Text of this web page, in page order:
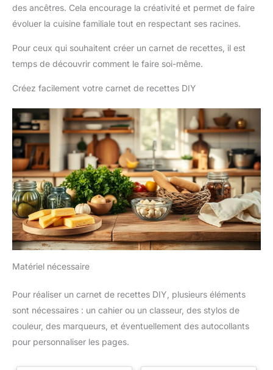
des ancêtres. Cela encourage la créativité et permet de faire
évoluer la cuisine familiale tout en respectant ses racines.
Pour ceux qui souhaitent créer un carnet de recettes, il est
temps de découvrir comment le faire soi-même.
Créez facilement votre carnet de recettes DIY
Matériel nécessaire
Pour réaliser un carnet de recettes DIY, plusieurs éléments
sont nécessaires : un cahier ou un classeur, des stylos de
couleur, des marqueurs, et éventuellement des autocollants
pour personnaliser les pages.